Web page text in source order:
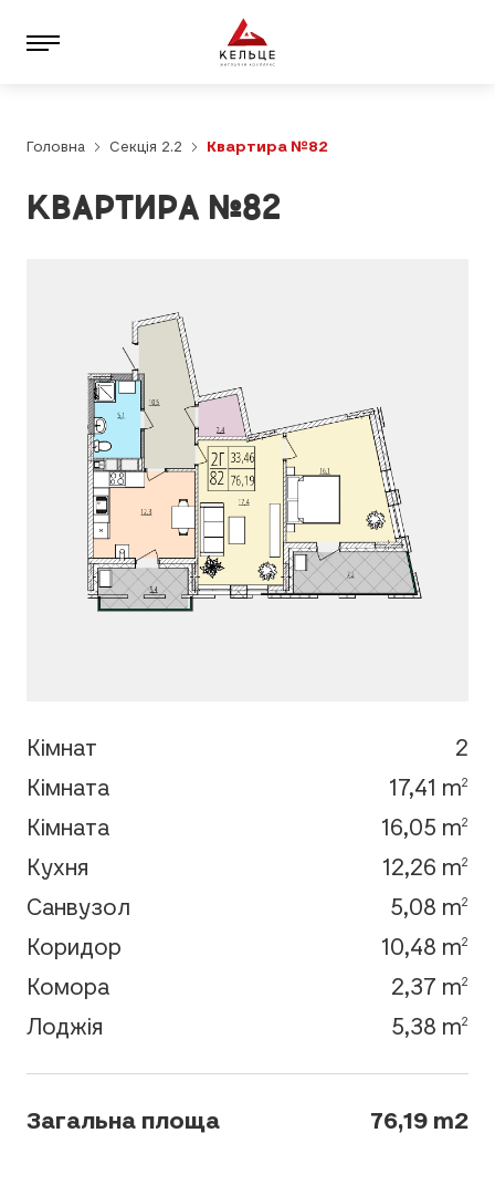
Головна Секція 2.2 Квартира №82
КВАРТИРА №82
Кімнат
2
Кімната
17,41 m2
Кімната 16,05 m2
Кухня 12,26 m2
Санвузол 5,08 m2
Коридор 10,48 m2
Комора 2,37 m2
Лоджія 5,38 m2
Загальна площа 76,19 m2